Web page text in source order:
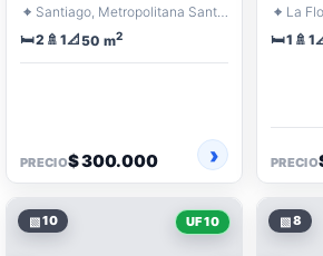
recámaras y un baño
⌖ Santiago, Metropolitana Santiago
🛏️2 🚿 1📐50 m2
PRECIO$ 300.000
⌖
🛏️1 🚿 1
PRECIO
▧10 UF 10 ▧8